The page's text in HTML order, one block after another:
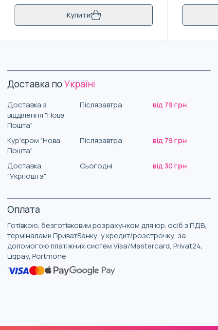
Купити
Доставка поУкраїні
Доставка з
відділення "Нова
Пошта"
Післязавтра від 79 грн
Кур'єром "Нова
Пошта"
Післязавтра від 79 грн
Доставка
"Укрпошта"
Сьогодні від 30 грн
Оплата
Готівкою, безготівковим розрахунком для юр. осіб з ПДВ,
терміналами ПриватБанку, у кредит/розстрочку, за
допомогою платіжних систем Visa/Mastercard, Privat24,
Liqpay, Portmone